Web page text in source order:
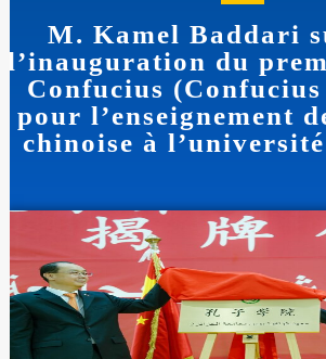
M. Kamel Baddari
l’inauguration du
Confucius
pour l’enseignement
chinoise à